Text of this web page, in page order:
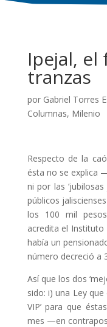
Ipejal, el
tranzas
por Gabriel Torres
Columnas, Milenio
Respecto de la
ésta no se explica
ni por las
públicos
los 100 mil
acredita el
había un
número decreció a
Así que los dos
sido: i) una Ley que
VIP’ para que
mes —en